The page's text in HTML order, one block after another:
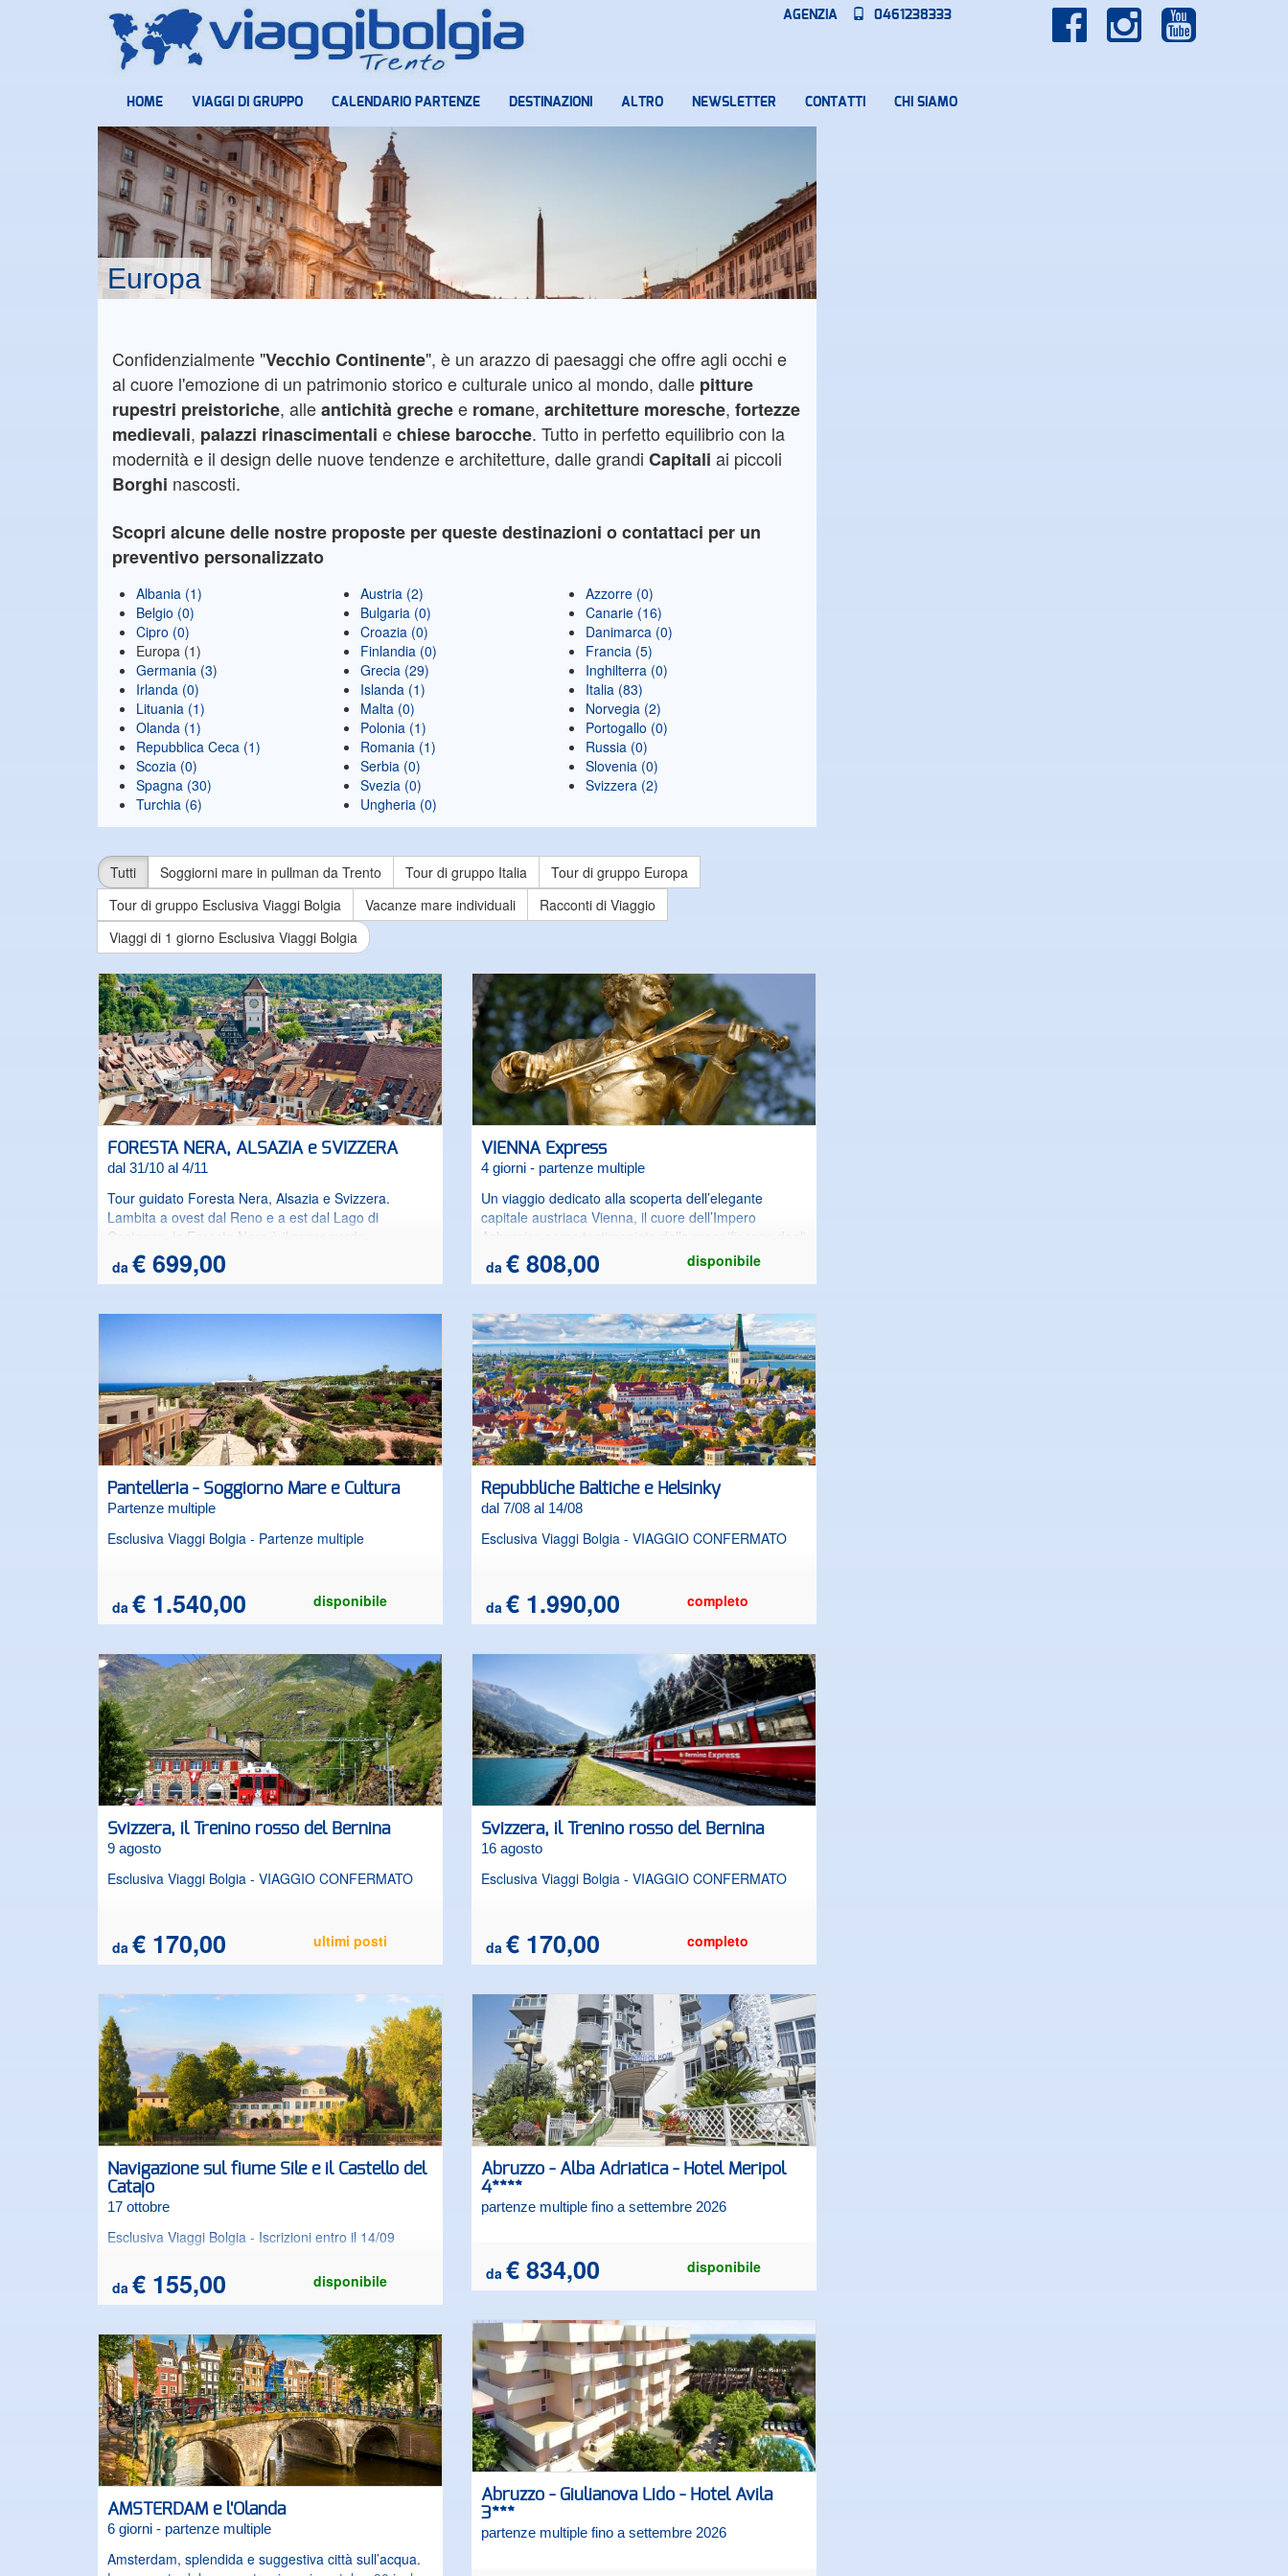
AGENZIA 0461238333
HOME VIAGGI DI GRUPPO CALENDARIO PARTENZE DESTINAZIONI ALTRO NEWSLETTER CONTATTI CHI SIAMO
Europa
Confidenzialmente "Vecchio Continente", è un arazzo di paesaggi che offre agli occhi e
al cuore l'emozione di un patrimonio storico e culturale unico al mondo, dalle pitture
rupestri preistoriche, alleantichitàgrechee romane, architetture moresche, fortezze
medievali, palazzi rinascimentali echiese barocche. Tutto in perfetto equilibrio con la
modernità e il design delle nuove tendenze e architetture, dalle grandi Capitali ai piccoli
Borghi nascosti.
Scopri alcune delle nostre proposte per queste destinazioni o contattaci per un
preventivo personalizzato
Albania (1) Austria (2)
Azzorre (0)
Belgio (0)
Bulgaria (0)
Canarie (16)
Cipro (0)
Croazia (0)
Danimarca (0)
Europa (1)
Finlandia (0)
Francia (5)
Germania (3)
Grecia (29)
Inghilterra (0)
Irlanda (0)
Islanda (1)
Italia (83)
Lituania (1)
Malta (0)
Norvegia (2)
Olanda (1)
Polonia (1)
Portogallo (0)
Repubblica Ceca (1)
Romania (1)
Russia (0)
Scozia (0)
Serbia (0)
Slovenia (0)
Spagna (30)
Svezia (0)
Svizzera (2)
Turchia (6)
Ungheria (0)
Tutti Soggiorni mare in pullman da Trento Tour di gruppo Italia
Tour di gruppo Europa
Tour di gruppo Esclusiva Viaggi Bolgia
Vacanze mare individuali
Racconti di Viaggio
Viaggi di 1 giorno Esclusiva Viaggi Bolgia
FORESTA NERA, ALSAZIA e SVIZZERA
dal 31/10 al 4/11
Tour guidato Foresta Nera, Alsazia e Svizzera.
Lambita a ovest dal Reno e a est dal Lago di
Costanza, la Foresta Nera è il cuore verde
dell’Europa. Limpidi specchi d’acqua, vallate che si
aprono tra bassi rilievi e rigogliosi vigneti ma anche
un magnifico scenario naturale. Oltre confine
la pittoresca cittadina alsaziana di Colmar. Lungo il
percorso le possenti cascate del Reno, il piccolo ma
incantevole Lago di Titisee ed il famoso ponte di
legno coperto di Lucerna. Tre nazioni (Svizzera,
Germania e Francia) si incontrano e si fondono
armoniosamente in questo splendido angolo
d’Europa.
da € 699,00
VIENNA Express
4 giorni - partenze multiple
Un viaggio dedicato alla scoperta dell’elegante
capitale austriaca Vienna, il cuore dell’Impero
Asburgico come testimoniato dalla magnificenza degli
edifici lungo il viale del Ring: l’Opera, il Parlamento, il
Municipio, il Palazzo del Belvedere, l’imponente
Asburgo e il Castello di Schönbrunn, loro residenza
estiva. Una città allo stesso tempo moderna, vivace e
contemporanea come svela la visita dei quartieri
ideati dall'architetto Hundertwasser, degli avveniristici
edifici della UNO City e del Museumsquartier.
da € 808,00 disponibile
Pantelleria - Soggiorno Mare e Cultura
Partenze multiple
Esclusiva Viaggi Bolgia - Partenze multiple
da € 1.540,00 disponibile
Repubbliche Baltiche e Helsinky
dal 7/08 al 14/08
Esclusiva Viaggi Bolgia - VIAGGIO CONFERMATO
da € 1.990,00 completo
Svizzera, il Trenino rosso del Bernina
9 agosto
Esclusiva Viaggi Bolgia - VIAGGIO CONFERMATO
da € 170,00 ultimi posti
Svizzera, il Trenino rosso del Bernina
16 agosto
Esclusiva Viaggi Bolgia - VIAGGIO CONFERMATO
da € 170,00 completo
Navigazione sul fiume Sile e il Castello del
Catajo
17 ottobre
Esclusiva Viaggi Bolgia - Iscrizioni entro il 14/09
da € 155,00 disponibile
Abruzzo - Alba Adriatica - Hotel Meripol
4****
partenze multiple fino a settembre 2026
da € 834,00 disponibile
Abruzzo - Giulianova Lido - Hotel Avila
3***
partenze multiple fino a settembre 2026
AMSTERDAM e l'Olanda
6 giorni - partenze multiple
Amsterdam, splendida e suggestiva città sull’acqua.